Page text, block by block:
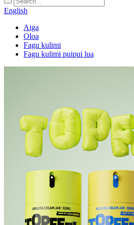
English
Aiga
Oloa
Fagu kulimi
Fagu kulimi puipui lua